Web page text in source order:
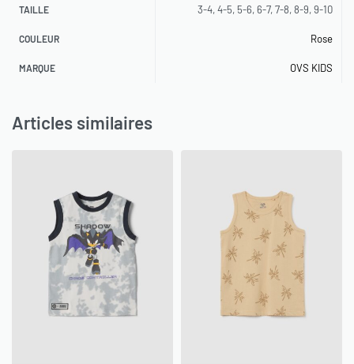
TAILLE 3-4, 4-5, 5-6, 6-7, 7-8, 8-9, 9-10
COULEUR Rose
MARQUE OVS KIDS
Articles similaires